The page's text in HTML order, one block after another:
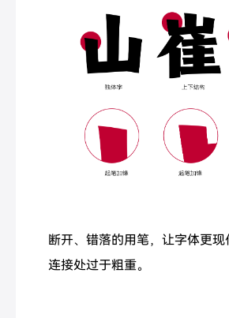
断开、错落的用笔，让字体更
连接处过于粗重。